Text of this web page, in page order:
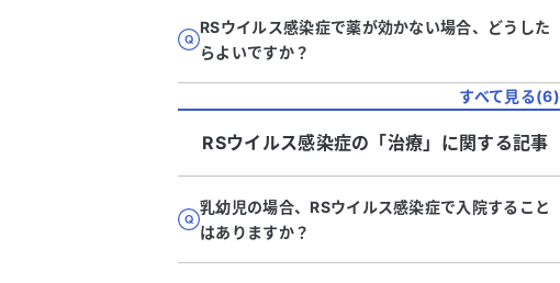
RSウイルス感染症で薬が効かない場合、どうした
らよいですか？
すべて見る(6)
RSウイルス感染症の「治療」に関する記事
乳幼児の場合、RSウイルス感染症で入院すること
はありますか？